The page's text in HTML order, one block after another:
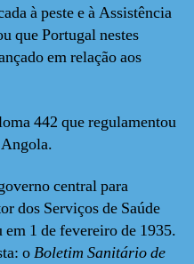
à peste e à Assistência
que Portugal nestes
em relação aos
442 que regulamentou
central para
dos Serviços de Saúde
1 de fevereiro de 1935.
oBoletim Sanitário de